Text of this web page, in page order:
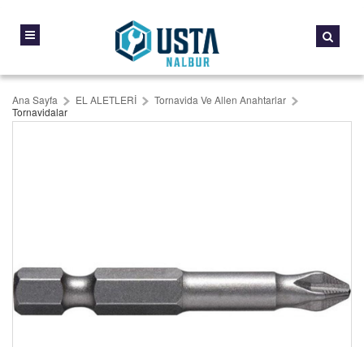
Ana Sayfa EL ALETLERİ
Tornavida Ve Allen Anahtarlar
Tornavidalar